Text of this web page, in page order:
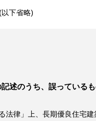
(以下省略)
記述のうち、誤っているも
法律」上、長期優良住宅